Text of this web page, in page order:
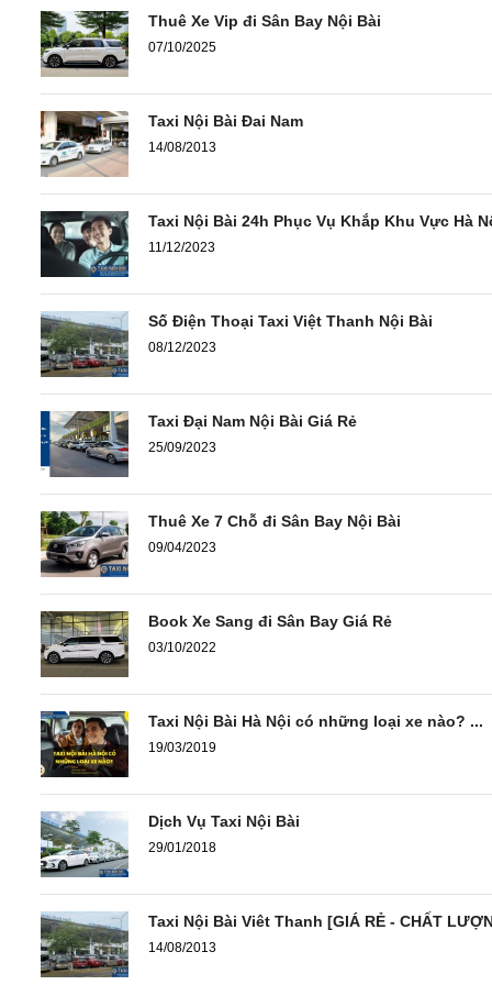
Thuê Xe Vip đi Sân Bay Nội Bài
07/10/2025
Taxi Nội Bài Đai Nam
14/08/2013
Taxi Nội Bài 24h Phục Vụ Khắp Khu Vực Hà
11/12/2023
Số Điện Thoại Taxi Việt Thanh Nội Bài
08/12/2023
Taxi Đại Nam Nội Bài Giá Rẻ
25/09/2023
Thuê Xe 7 Chỗ đi Sân Bay Nội Bài
09/04/2023
Book Xe Sang đi Sân Bay Giá Rẻ
03/10/2022
Taxi Nội Bài Hà Nội có những loại xe nào? ...
19/03/2019
Dịch Vụ Taxi Nội Bài
29/01/2018
Taxi Nội Bài Viêt Thanh [GIÁ RẺ - CHẤT
14/08/2013